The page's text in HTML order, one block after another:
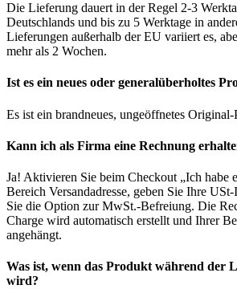
Die Lieferung dauert in der Regel 2-3
Deutschlands und bis zu 5 Werktage in
Lieferungen außerhalb der EU variiert es,
mehr als 2 Wochen.
Ist es ein neues oder generalüberholtes
Es ist ein brandneues, ungeöffnetes Original-
Kann ich als Firma eine Rechnung
Ja! Aktivieren Sie beim Checkout „Ich habe
Bereich Versandadresse, geben Sie Ihre
Sie die Option zur MwSt.-Befreiung. Die
Charge wird automatisch erstellt und Ihrer
angehängt.
Was ist, wenn das Produkt während der
wird?